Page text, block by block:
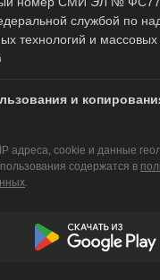
службой по
технологий и
и
адреса, cookie и данные
содержатся в
.